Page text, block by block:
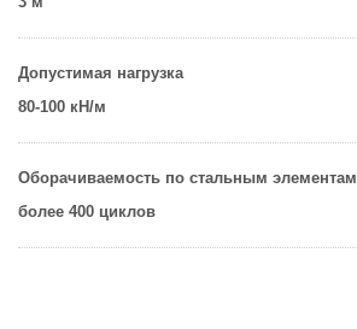
Допустимая нагрузка
80-100 кН/м
Оборачиваемость по стальным элементам
более 400 циклов